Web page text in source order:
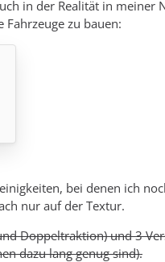
in der Realität in meiner
zu bauen:
bei denen ich
nur auf der Textur.
Doppeltraktion) und 3
dazu lang genug sind).